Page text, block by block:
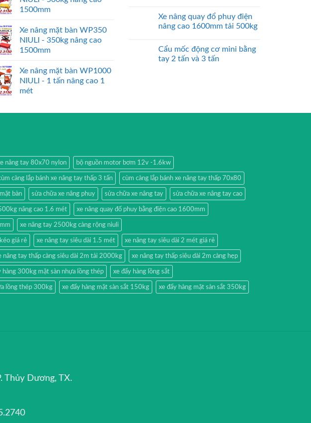
1500mm
Xe nâng mặt bàn WP350
NIULI - 350kg nâng cao
1500mm
Xe nâng mặt bàn WP1000
NIULI - 1 tấn nâng cao 1
mét
Xe nâng quay đổ phuy điện
nâng cao 1600mm tải 500kg
Cẩu mốc động cơ mini bằng
tay 2 tấn và 3 tấn
nâng tay 80x70 nylon bộ nguồn motor bơm 12v -1.6kw
càng lắp bánh xe nâng tay thấp 3 tấn cùm càng lắp bánh xe nâng tay thấp 70x80
bàn sửa chữa xe nâng phuy sửa chữa xe nâng tay sửa chữa xe nâng tay cao
nâng cao 1.6 mét xe nâng quay đổ phuy bằng điện cao 1600mm
xe nâng tay 2500kg càng rộng niuli
giá rẻ xe nâng tay siêu dài 1.5 mét xe nâng tay siêu dài 2 mét giá rẻ
nâng tay thấp càng siêu dài 2m tải 2000kg xe nâng tay thấp siêu dài 2m càng hẹp
hàng 300kg mặt sàn nhựa lồng thép xe đẩy hàng lồng sắt
lồng thép 300kg xe đẩy hàng mặt sàn sắt 150kg xe đẩy hàng mặt sàn sắt 350kg
Thủy Dương, TX.